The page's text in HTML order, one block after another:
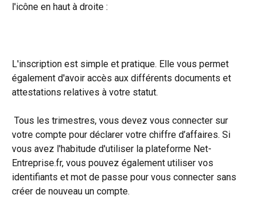
l'icône en haut à droite :
L'inscription est simple et pratique. Elle vous permet
également d'avoir accès aux différents documents et
attestations relatives à votre statut.
votre compte pour déclarer votre chiffre d’affaires. Si
vous avez l'habitude d'utiliser la plateforme Net-
Entreprise.fr, vous pouvez également utiliser vos
identifiants et mot de passe pour vous connecter sans
créer de nouveau un compte.